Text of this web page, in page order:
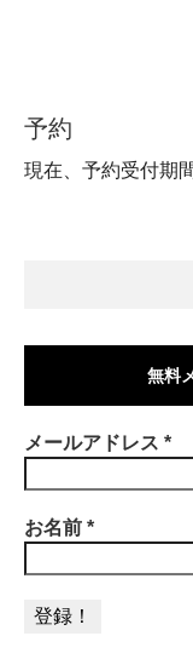
予約
現在、予約受付期
無料
メールアドレス *
お名前 *